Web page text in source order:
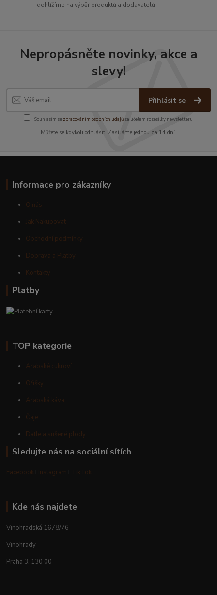
dohlížíme na výběr produktů a dodavatelů
Nepropásněte novinky, akce a
slevy!
Přihlásit se
Souhlasím se zpracováním osobních údajůza účelem rozesílky newsletteru.
Můžete se kdykoli odhlásit. Zasíláme jednou za 14 dní.
Informace pro zákazníky
O nás
Jak Nakupovat
Obchodní podmínky
Doprava a Platby
Kontakty
Platby
TOP kategorie
Arabské cukroví
Oříšky
Arabská káva
Čaje
Datle a sušené plody
Sledujte nás na sociální sítích
Facebook I Instagram I TikTok
Kde nás najdete
Vinohradská 1678/76
Vinohrady
Praha 3, 130 00